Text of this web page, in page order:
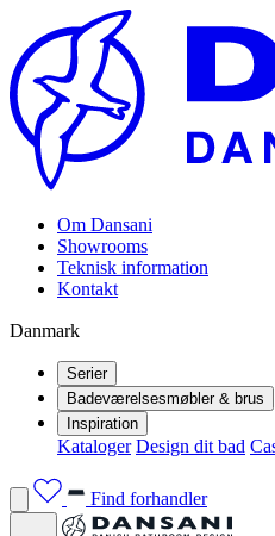
Om Dansani
Showrooms
Teknisk information
Kontakt
Danmark
Serier
Badeværelsesmøbler & brus
Inspiration
Kataloger Design dit bad
Find forhandler